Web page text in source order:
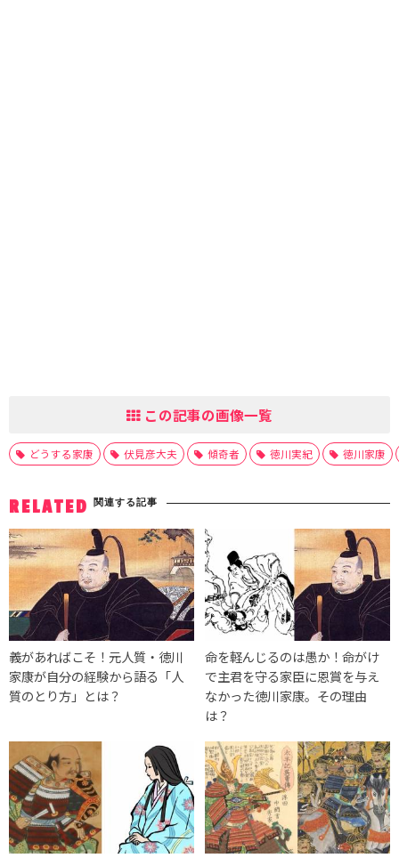
この記事の画像一覧
どうする家康 伏見彦大夫 傾奇者 徳川実紀 徳川家康
RELATED 関連する記事
義があればこそ！元人質・徳川
家康が自分の経験から語る「人
質のとり方」とは？
命を軽んじるのは愚か！命がけ
で主君を守る家臣に恩賞を与え
なかった徳川家康。その理由
は？